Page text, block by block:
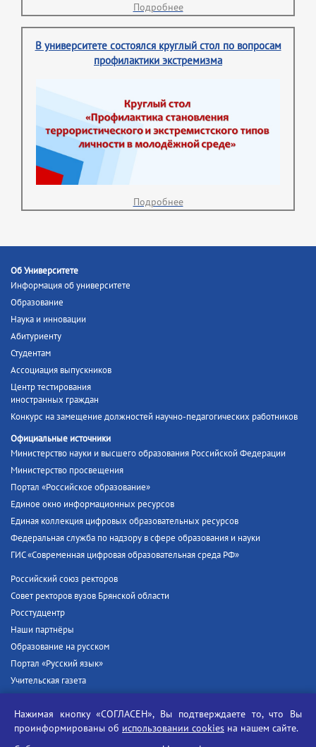
Подробнее
В университете состоялся круглый стол по вопросам
профилактики экстремизма
Подробнее
Об Университете
Информация об университете
Образование
Наука и инновации
Абитуриенту
Студентам
Ассоциация выпускников
Центр тестирования
иностранных граждан
Конкурс на замещение должностей научно-педагогических работников
Официальные источники
Министерство науки и высшего образования Российской Федерации
Министерство просвещения
Портал «Российское образование»
Единое окно информационных ресурсов
Единая коллекция цифровых образовательных ресурсов
Федеральная служба по надзору в сфере образования и науки
ГИС «Современная цифровая образовательная среда РФ»
Российский союз ректоров
Совет ректоров вузов Брянской области
Росстудцентр
Наши партнёры
Образование на русском
Портал «Русский язык»
Учительская газета
Единый портал государственных услуг
Нажимая кнопку «СОГЛАСЕН», Вы подтверждаете то, что Вы
проинформированы об использовании cookies на нашем сайте.